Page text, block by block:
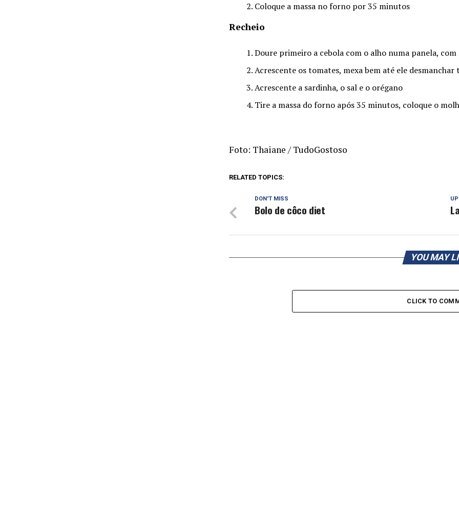
Coloque a massa no forno por 35 minutos
Recheio
Doure primeiro a cebola com o alho numa panela,
Acrescente os tomates, mexa bem até ele
Acrescente a sardinha, o sal e o orégano
Tire a massa do forno após 35 minutos, coloque o
Foto: Thaiane / TudoGostoso
RELATED TOPICS:
DON'T MISS
Bolo de côco diet
YOU MAY
CLICK TO